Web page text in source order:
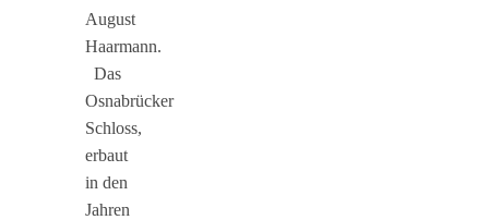
August
Haarmann.
Das
Osnabrücker
Schloss,
erbaut
in den
Jahren